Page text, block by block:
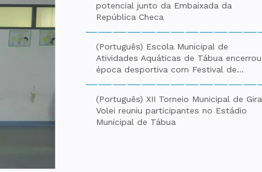
potencial junto da Embaixada da
República Checa
(Português) Escola Municipal de
Atividades Aquáticas de Tábua encerrou
época desportiva com Festival de...
(Português) XII Torneio Municipal de Gira
Volei reuniu participantes no Estádio
Municipal de Tábua